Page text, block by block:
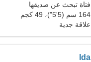
فتاة تبحث عن صديقها
164 سم (5'5")، 49 كجم
(108 رطل)
علاقة جدية
Ida